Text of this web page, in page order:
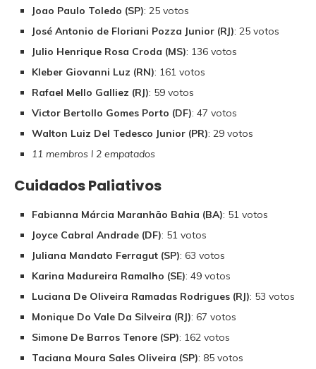
Joao Paulo Toledo (SP): 25 votos
José Antonio de Floriani Pozza Junior (RJ): 25 votos
Julio Henrique Rosa Croda (MS): 136 votos
Kleber Giovanni Luz (RN): 161 votos
Rafael Mello Galliez (RJ): 59 votos
Victor Bertollo Gomes Porto (DF): 47 votos
Walton Luiz Del Tedesco Junior (PR): 29 votos
11 membros l 2 empatados
Cuidados Paliativos
Fabianna Márcia Maranhão Bahia (BA): 51 votos
Joyce Cabral Andrade (DF): 51 votos
Juliana Mandato Ferragut (SP): 63 votos
Karina Madureira Ramalho (SE): 49 votos
Luciana De Oliveira Ramadas Rodrigues (RJ): 53 votos
Monique Do Vale Da Silveira (RJ): 67 votos
Simone De Barros Tenore (SP): 162 votos
Taciana Moura Sales Oliveira (SP): 85 votos